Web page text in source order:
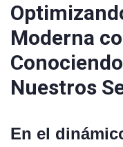
Moderna
Nuestros
En el